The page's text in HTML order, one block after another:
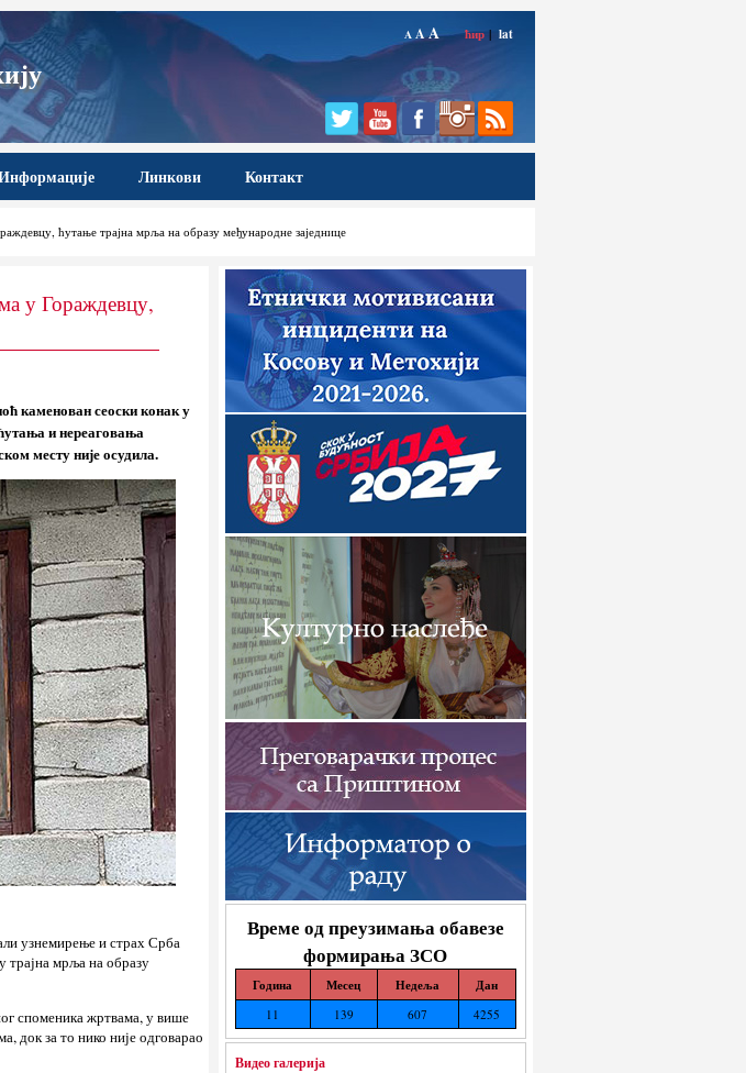
A AA ћир | lat
Линкови Контакт
ћутање трајна мрља на образу међународне заједнице
Време од преузимања обавезе
формирања ЗСО
Година Месец Недеља Дан
11 139 607 4255
Видео галерија
у Гораждевцу,
каменован сеоски конак у
и нереаговања
месту није осудила.
узнемирење и страх Срба
трајна мрља на образу
споменика жртвама, у више
док за то нико није одговарао